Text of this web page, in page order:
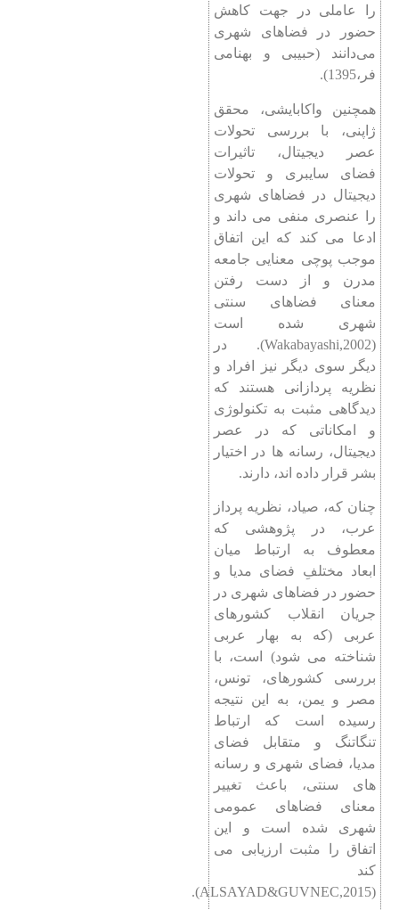
را عاملی در جهت کاهش
حضور در فضاهای شهری
می‌دانند (حبیبی و بهنامی
‌فر،1395).
همچنین واکابایشی، محقق
ژاپنی، با بررسی تحولات
عصر دیجیتال، تاثیرات
فضای سایبری و تحولات
دیجیتال در فضاهای شهری
را عنصری منفی می داند و
ادعا می کند که این اتفاق
موجب پوچی معنایی جامعه
مدرن و از دست رفتن
معنای فضاهای سنتی
شهری شده است
(Wakabayashi,2002). در
دیگر سوی دیگر نیز افراد و
نظریه پردازانی هستند که
دیدگاهی مثبت به تکنولوژی
و امکاناتی که در عصر
دیجیتال، رسانه ها در اختیار
بشر قرار داده اند، دارند.
چنان که، صیاد، نظریه پرداز
عرب، در پژوهشی که
معطوف به ارتباط میان
ابعاد مختلفِ فضای مدیا و
حضور در فضاهای شهری در
جریان انقلاب کشورهای
عربی (که به بهار عربی
شناخته می ‌شود) است، با
بررسی کشورهای، تونس،
مصر و یمن، به این نتیجه
رسیده‌ است که ارتباط
تنگاتنگ و متقابل فضای
مدیا، فضای شهری و رسانه‌
های سنتی، باعث تغییر
معنای فضاهای عمومی
شهری شده‌ است و این
اتفاق را مثبت ارزیابی می‌
کند
(ALSAYAD&GUVNEC,2015).